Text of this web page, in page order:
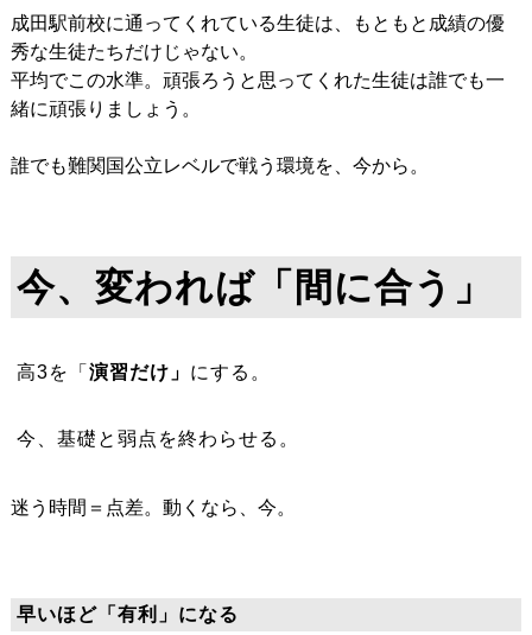
成田駅前校に通ってくれている生徒は、もともと成績の優
秀な生徒たちだけじゃない。
平均でこの水準。頑張ろうと思ってくれた生徒は誰でも一
緒に頑張りましょう。
誰でも難関国公立レベルで戦う環境を、今から。
今、変われば「間に合う」
高3を「 演習だけ」 にする。
今、基礎と弱点を終わらせる。
迷う時間＝点差。動くなら、今。
早いほど「有利」になる